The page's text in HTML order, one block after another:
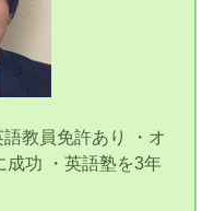
教員免許あり ・オ
成功 ・英語塾を3年